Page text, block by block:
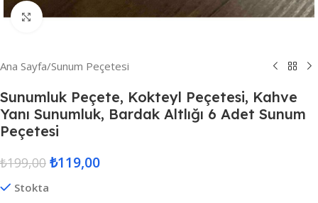
Resmi Büyüt
Ana Sayfa/Sunum Peçetesi
Sunumluk Peçete, Kokteyl Peçetesi, Kahve
Yanı Sunumluk, Bardak Altlığı 6 Adet Sunum
Peçetesi
₺199,00 ₺119,00
Stokta